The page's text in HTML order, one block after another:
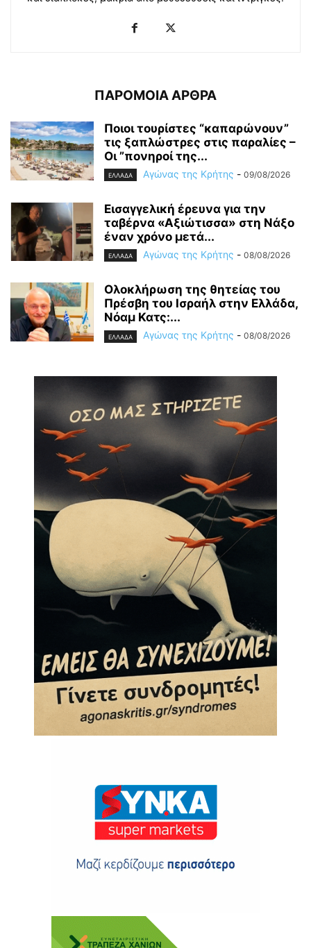
ΠΑΡΟΜΟΙΑ ΑΡΘΡΑ
Ποιοι τουρίστες “καπαρώνουν”
τις ξαπλώστρες στις παραλίες –
Οι ”πονηροί της...
ΕΛΛΑΔΑ Αγώνας της Κρήτης - 09/08/2026
Εισαγγελική έρευνα για την
ταβέρνα «Αξιώτισσα» στη Νάξο
έναν χρόνο μετά...
ΕΛΛΑΔΑ Αγώνας της Κρήτης - 08/08/2026
Ολοκλήρωση της θητείας του
Πρέσβη του Ισραήλ στην Ελλάδα,
Νόαμ Κατς:...
ΕΛΛΑΔΑ Αγώνας της Κρήτης - 08/08/2026